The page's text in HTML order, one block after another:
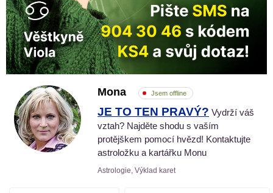
Mona Jsem offline
JE TO TEN PRAVÝ? Vydrží váš
vztah? Najděte shodu s vaším
protějškem pomocí hvězd! Kontaktujte
astroložku a kartářku Monu
Astrologie, Výklad karet